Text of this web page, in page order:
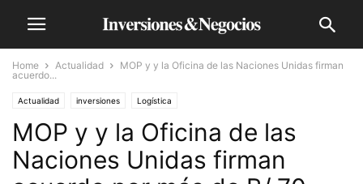
Home Actualidad
MOP y y la Oficina de las Naciones Unidas firman
acuerdo...
Actualidad inversiones Logística
MOP y y la Oficina de las
Naciones Unidas firman